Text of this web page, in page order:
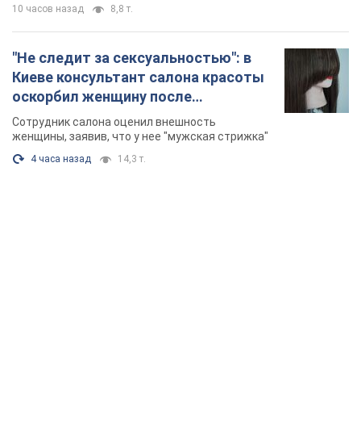
10 часов назад 8,8 т.
"Не следит за сексуальностью": в
Киеве консультант салона красоты
оскорбил женщину после
химиотерапии, разгорелся скандал.
Фото
Сотрудник салона оценил внешность
женщины, заявив, что у нее "мужская стрижка"
4 часа назад 14,3 т.